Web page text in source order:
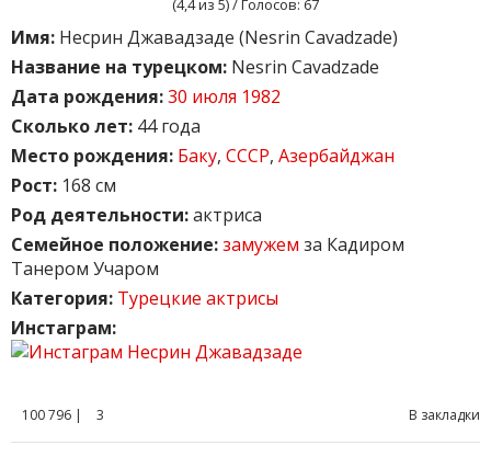
(4,4из 5) / Голосов: 67
Имя: Несрин Джавадзаде (Nesrin Cavadzade)
Название на турецком: Nesrin Cavadzade
Дата рождения:30 июля 1982
Сколько лет: 44 года
Место рождения: Баку, СССР, Азербайджан
Рост: 168 см
Род деятельности:актриса
Семейное положение:замужем за Кадиром
Танером Учаром
Категория: Турецкие актрисы
Инстаграм:
100 796 | 3 В закладки